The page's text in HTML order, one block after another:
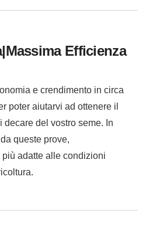
Efficienza
e crendimento in circa
poter aiutarvi ad ottenere il
decare del vostro seme. In
queste prove,
adatte alle condizioni